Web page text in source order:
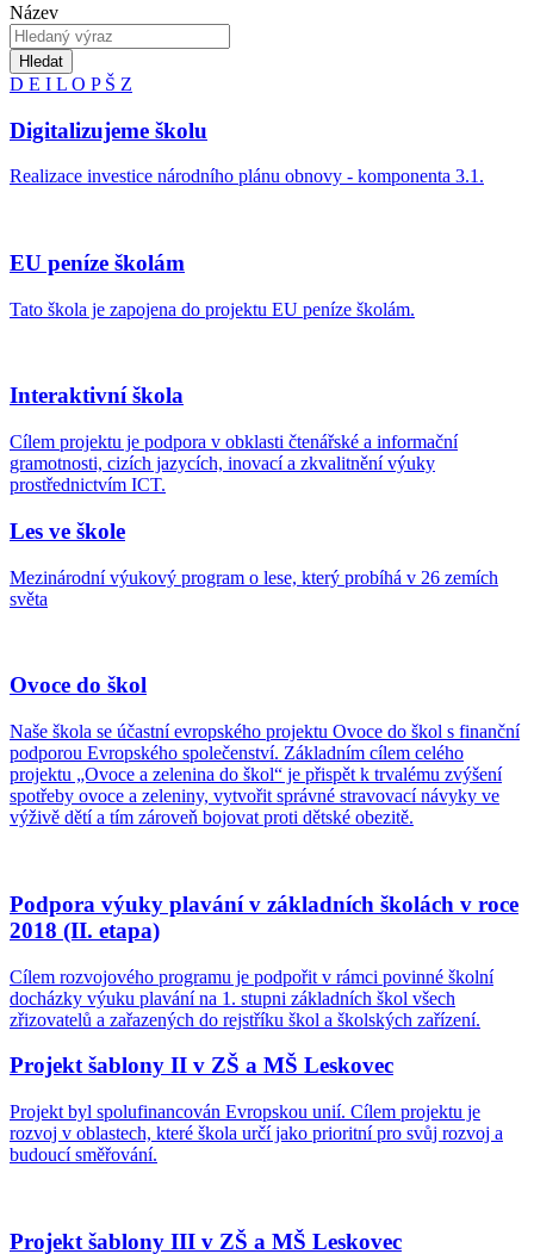
Název
Hledat
D E I L O P Š Z
Digitalizujeme školu
Realizace investice národního plánu obnovy - komponenta 3.1.
EU peníze školám
Tato škola je zapojena do projektu EU peníze školám.
Interaktivní škola
Cílem projektu je podpora v obklasti čtenářské a informační
gramotnosti, cizích jazycích, inovací a zkvalitnění výuky
prostřednictvím ICT.
Les ve škole
Mezinárodní výukový program o lese, který probíhá v 26 zemích
světa
Ovoce do škol
Naše škola se účastní evropského projektu Ovoce do škol s finanční
podporou Evropského společenství. Základním cílem celého
projektu „Ovoce a zelenina do škol“ je přispět k trvalému zvýšení
spotřeby ovoce a zeleniny, vytvořit správné stravovací návyky ve
výživě dětí a tím zároveň bojovat proti dětské obezitě.
Podpora výuky plavání v základních školách v roce
2018 (II. etapa)
Cílem rozvojového programu je podpořit v rámci povinné školní
docházky výuku plavání na 1. stupni základních škol všech
zřizovatelů a zařazených do rejstříku škol a školských zařízení.
Projekt šablony II v ZŠ a MŠ Leskovec
Projekt byl spolufinancován Evropskou unií. Cílem projektu je
rozvoj v oblastech, které škola určí jako prioritní pro svůj rozvoj a
budoucí směřování.
Projekt šablony III v ZŠ a MŠ Leskovec